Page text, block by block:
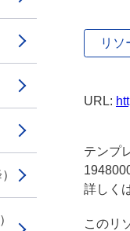
リソ
URL:
テンプ
詳しく
このリ